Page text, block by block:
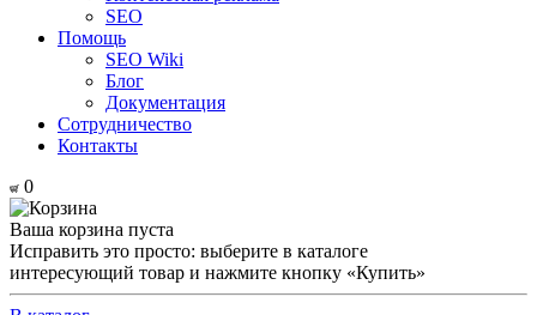
SEO
Помощь
SEO Wiki
Блог
Документация
Сотрудничество
Контакты
0
Ваша корзина пуста
Исправить это просто: выберите в каталоге
интересующий товар и нажмите кнопку «Купить»